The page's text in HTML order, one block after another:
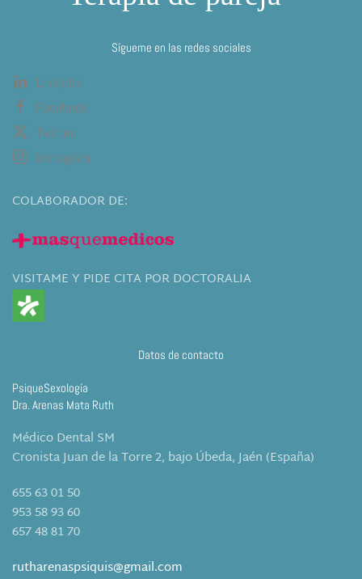
Sígueme en las redes sociales
Linkedin
Facebook
Twitter
Instagram
COLABORADOR DE:
VISITAME Y PIDE CITA POR DOCTORALIA
Datos de contacto
PsiqueSexología
Dra. Arenas Mata Ruth
Médico Dental SM
Cronista Juan de la Torre 2, bajo Úbeda, Jaén (España)
655 63 01 50
953 58 93 60
657 48 81 70
rutharenaspsiquis@gmail.com